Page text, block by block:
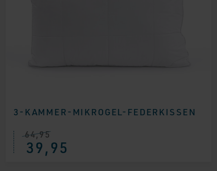
3-KAMMER-MIKROGEL-FEDERKISSEN
64,95
Ursprünglicher
Preis
war:
39,95
Aktueller
Preis
ist: